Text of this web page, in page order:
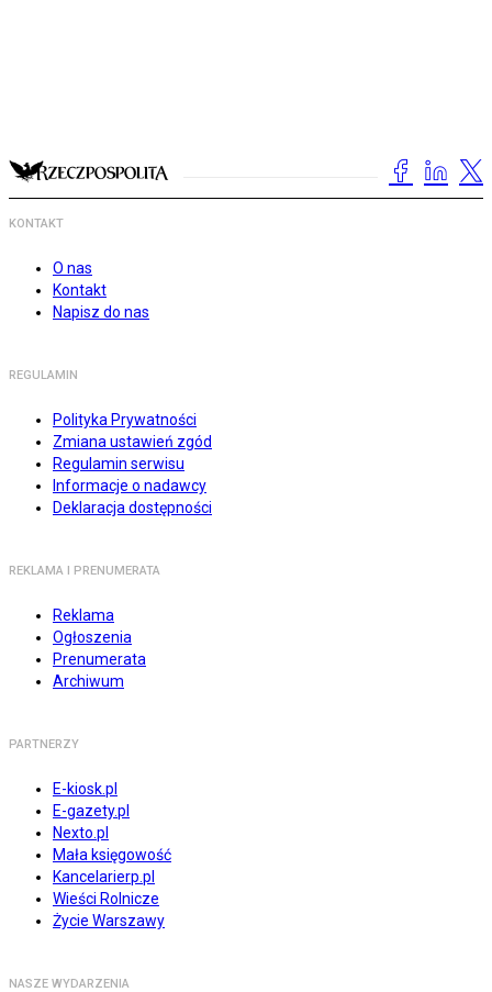
KONTAKT
O nas
Kontakt
Napisz do nas
REGULAMIN
Polityka Prywatności
Zmiana ustawień zgód
Regulamin serwisu
Informacje o nadawcy
Deklaracja dostępności
REKLAMA I PRENUMERATA
Reklama
Ogłoszenia
Prenumerata
Archiwum
PARTNERZY
E-kiosk.pl
E-gazety.pl
Nexto.pl
Mała księgowość
Kancelarierp.pl
Wieści Rolnicze
Życie Warszawy
NASZE WYDARZENIA